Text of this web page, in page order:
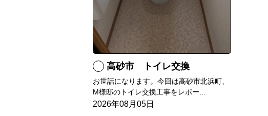
高砂市 トイレ交換
お世話になります。今回は高砂市北浜町、
M様邸のトイレ交換工事をレポー...
2026年08月05日